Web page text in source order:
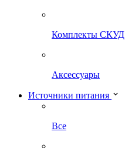
Комплекты СКУД
Аксессуары
Источники питания
Все